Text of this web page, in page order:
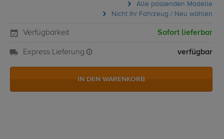
Alle passenden Modelle
Nicht Ihr Fahrzeug / Neu wählen
Verfügbarkeit Sofort lieferbar
Express Lieferung verfügbar
IN DEN WARENKORB